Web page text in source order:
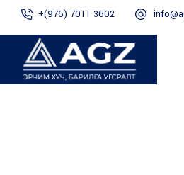
+(976) 7011 3602